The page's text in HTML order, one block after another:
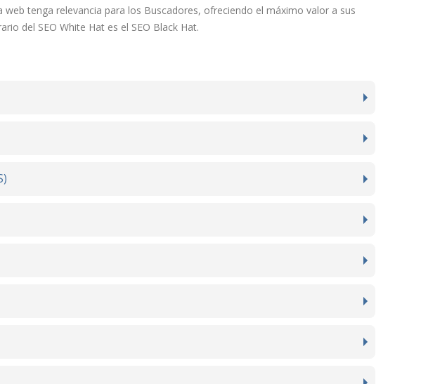
web tenga relevancia para los Buscadores, ofreciendo el máximo valor a sus
del SEO White Hat es el SEO Black Hat.